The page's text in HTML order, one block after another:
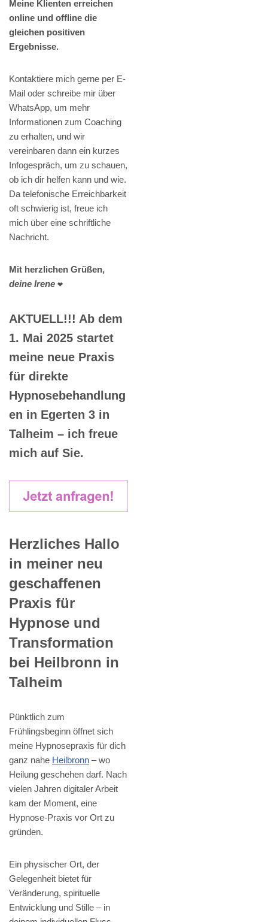
Meine Klienten erreichen
online und offline die
gleichen positiven
Ergebnisse.
Kontaktiere mich gerne per E-
Mail oder schreibe mir über
WhatsApp, um mehr
Informationen zum Coaching
zu erhalten, und wir
vereinbaren dann ein kurzes
Infogespräch, um zu schauen,
ob ich dir helfen kann und wie.
Da telefonische Erreichbarkeit
oft schwierig ist, freue ich
mich über eine schriftliche
Nachricht.
Mit herzlichen Grüßen,
deine Irene ❤️
AKTUELL!!! Ab dem
1. Mai 2025 startet
meine neue Praxis
für direkte
Hypnosebehandlung
en in Egerten 3 in
Talheim – ich freue
mich auf Sie.
Herzliches Hallo
in meiner neu
geschaffenen
Praxis für
Hypnose und
Transformation
bei Heilbronn in
Talheim
Pünktlich zum
Frühlingsbeginn öffnet sich
meine Hypnosepraxis für dich
ganz nahe Heilbronn – wo
Heilung geschehen darf. Nach
vielen Jahren digitaler Arbeit
kam der Moment, eine
Hypnose-Praxis vor Ort zu
gründen.
Ein physischer Ort, der
Gelegenheit bietet für
Veränderung, spirituelle
Entwicklung und Stille – in